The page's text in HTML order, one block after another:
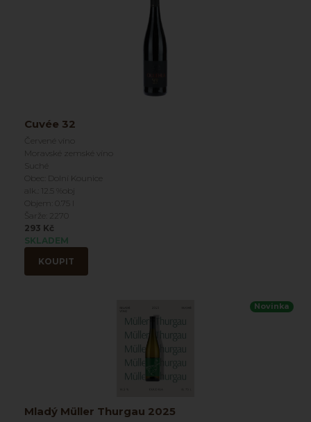
Cuvée 32
Červené víno
Moravské zemské víno
Suché
Obec: Dolní Kounice
alk.: 12.5 %obj
Objem: 0.75 l
Šarže: 2270
293 Kč
SKLADEM
KOUPIT
Novinka
Mladý Müller Thurgau 2025